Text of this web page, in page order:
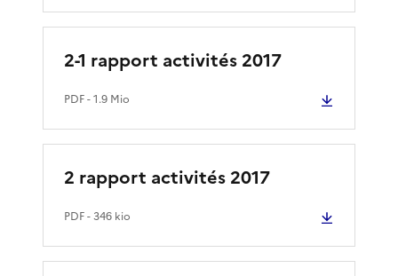
2-1 rapport activités 2017
PDF- 1.9 Mio
2 rapport activités 2017
PDF- 346 kio